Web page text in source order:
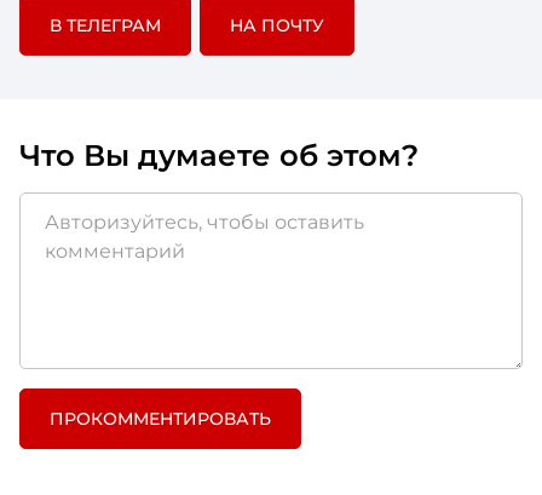
В ТЕЛЕГРАМ НА ПОЧТУ
Что Вы думаете об этом?
ПРОКОММЕНТИРОВАТЬ